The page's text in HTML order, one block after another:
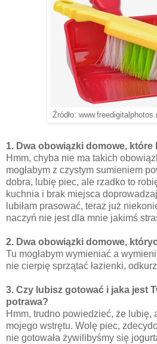
Źródło:
1. Dwa obowiązki domowe,
Hmm, chyba nie ma takich
mogłabym z czystym sumieniem
dobra, lubię piec, ale rzadko to
kuchnia i brak miejsca
lubiłam prasować, teraz już
naczyń nie jest dla mnie jakimś
2. Dwa obowiązki domowe,
Tu mogłabym wymieniać a
nie cierpię sprzątać łazienki,
3. Czy lubisz gotować i jaka jest
potrawa?
Hmm, trudno powiedzieć, że lubię,
mojego wstrętu. Wolę piec,
nie gotowała żywilibyśmy się